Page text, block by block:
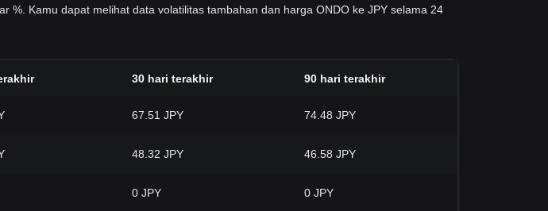
Kamu dapat melihat data volatilitas tambahan dan harga ONDO ke JPY selama 24
30 hari terakhir 90 hari terakhir
67.51 JPY 74.48 JPY
48.32 JPY 46.58 JPY
0 JPY 0 JPY